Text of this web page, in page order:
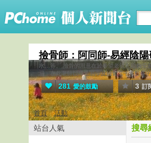
撿骨師：阿同師-易經陰
水…等。 撿骨的用意在於希望老祖先能夠安
忌。在此老師以畢生易學及撿骨二十年餘年
281 愛的鼓勵 3 訂
首頁 活動
搜尋
站台人氣